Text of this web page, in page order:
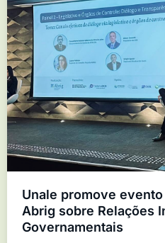
Unale promove
Abrig sobre Relações
Governamentais